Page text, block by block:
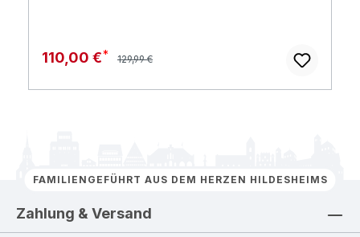
Verkaufspreis:
110,00 € Regulärer Preis:
129,99 €
FAMILIENGEFÜHRT AUS DEM HERZEN HILDESHEIMS
Zahlung & Versand